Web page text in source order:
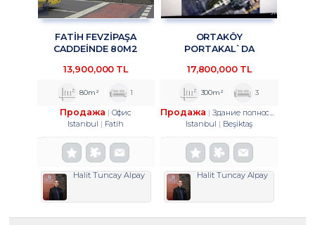
FATİH FEVZİPAŞA
CADDEİNDE 80M2
TROYKADAN
13,900,000 TL
80m² 1
Продажа
Офис
Istanbul
Fatih
Halit Tuncay Alpay
ORTAKÖY
PORTAKAL`DA
KOMPLE BINADA 4/1
17,800,000 TL
300m² 3
Продажа
Здание полностью
Istanbul
Beşiktaş
Halit Tuncay Alpay